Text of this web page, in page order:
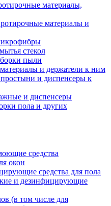
материалы,
материалы и
стекол
пыли
и держатели к ним
и диспенсеры к
и диспенсеры
пола и других
средства
окон
средства для пола
и дезинфицирующие
(в том числе для